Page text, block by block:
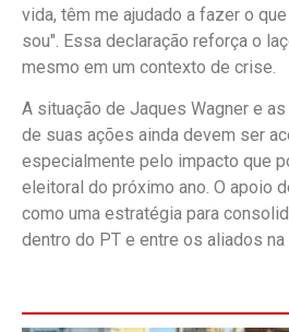
vida, têm me ajudado a fazer o
sou". Essa declaração reforça o
mesmo em um contexto de crise.
A situação de Jaques Wagner e
de suas ações ainda devem ser
especialmente pelo impacto que
eleitoral do próximo ano. O apoio
como uma estratégia para
dentro do PT e entre os aliados na